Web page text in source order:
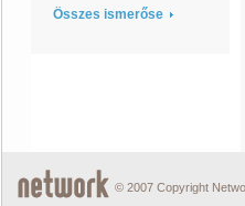
Összes ismerőse
© 2007 Copyright